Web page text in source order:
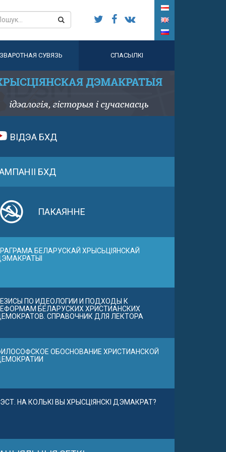
ЗВАРОТНАЯ СУВЯЗЬ СПАСЫЛКІ
ВІДЭА БХД
БХД
ПАКАЯННЕ
БЕЛАРУСКАЙ ХРЫСЬЦІЯНСКАЙ
ПО ИДЕОЛОГИИ И ПОДХОДЫ К
БЕЛАРУСКИХ ХРИСТИАНСКИХ
СПРАВОЧНИК ДЛЯ ЛЕКТОРА
ОБОСНОВАНИЕ ХРИСТИАНСКОЙ
НА КОЛЬКІ ВЫ ХРЫСЦІЯНСКІ ДЭМАКРАТ?